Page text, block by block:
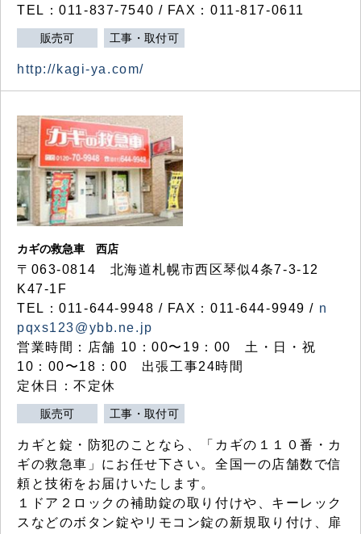
TEL：011-837-7540 / FAX：011-817-0611
販売可 工事・取付可
http://kagi-ya.com/
カギの救急車 西店
〒063-0814 北海道札幌市西区琴似4条7-3-12
K47-1F
TEL：011-644-9948 / FAX：011-644-9949 / n
pqxs123@ybb.ne.jp
営業時間：店舗 10：00〜19：00 土・日・祝
10：00〜18：00 出張工事24時間
定休日：不定休
販売可 工事・取付可
カギと錠・防犯のことなら、「カギの１１０番・カ
ギの救急車」にお任せ下さい。全国一の店舗数で信
頼と技術をお届けいたします。
１ドア２ロックの補助錠の取り付けや、キーレック
スなどのボタン錠やリモコン錠の新規取り付け、扉